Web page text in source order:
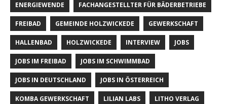
ENERGIEWENDE FACHANGESTELLTER FÜR BÄDERBETRIEBE
FREIBAD GEMEINDE HOLZWICKEDE GEWERKSCHAFT
HALLENBAD HOLZWICKEDE INTERVIEW JOBS
JOBS IM FREIBAD JOBS IM SCHWIMMBAD
JOBS IN DEUTSCHLAND JOBS IN ÖSTERREICH
KOMBA GEWERKSCHAFT LILIAN LABS LITHO VERLAG